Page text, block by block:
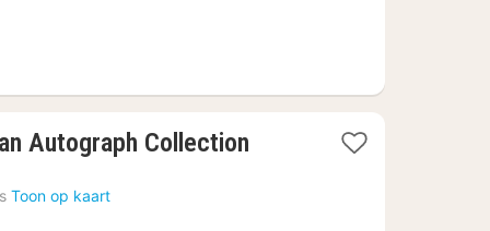
Autograph Collection
Toon op kaart